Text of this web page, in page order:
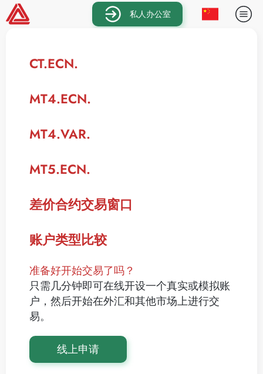
私人办公室
CT.ECN.
MT4.ECN.
MT4.VAR.
MT5.ECN.
差价合约交易窗口
账户类型比较
准备好开始交易了吗？
只需几分钟即可在线开设一个真实或模拟账
户，然后开始在外汇和其他市场上进行交
易。
线上申请